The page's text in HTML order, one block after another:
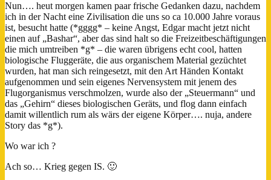
Nun…. heut morgen kamen paar frische Gedanken dazu, nachdem
ich in der Nacht eine Zivilisation die uns so ca 10.000 Jahre voraus
ist, besucht hatte (*gggg* – keine Angst, Edgar macht jetzt nicht
einen auf „Bashar“, aber das sind halt so die Freizeitbeschäftigungen
die mich umtreiben *g* – die waren übrigens echt cool, hatten
biologische Fluggeräte, die aus organischem Material gezüchtet
wurden, hat man sich reingesetzt, mit den Art Händen Kontakt
aufgenommen und sein eigenes Nervensystem mit jenem des
Flugorganismus verschmolzen, wurde also der „Steuermann“ und
das „Gehirn“ dieses biologischen Geräts, und flog dann einfach
damit willentlich rum als wärs der eigene Körper…. nuja, andere
Story das *g*).
Wo war ich ?
Ach so… Krieg gegen IS. 🙂